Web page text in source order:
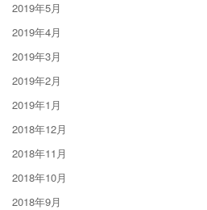
2019年5月
2019年4月
2019年3月
2019年2月
2019年1月
2018年12月
2018年11月
2018年10月
2018年9月